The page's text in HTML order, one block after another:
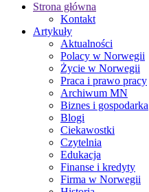
Strona główna
Kontakt
Artykuły
Aktualności
Polacy w Norwegii
Życie w Norwegii
Praca i prawo pracy
Archiwum MN
Biznes i gospodarka
Blogi
Ciekawostki
Czytelnia
Edukacja
Finanse i kredyty
Firma w Norwegii